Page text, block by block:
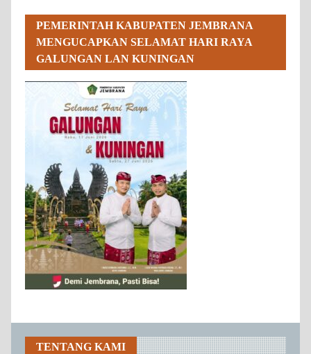
PEMERINTAH KABUPATEN JEMBRANA
MENGUCAPKAN SELAMAT HARI RAYA
GALUNGAN LAN KUNINGAN
TENTANG KAMI